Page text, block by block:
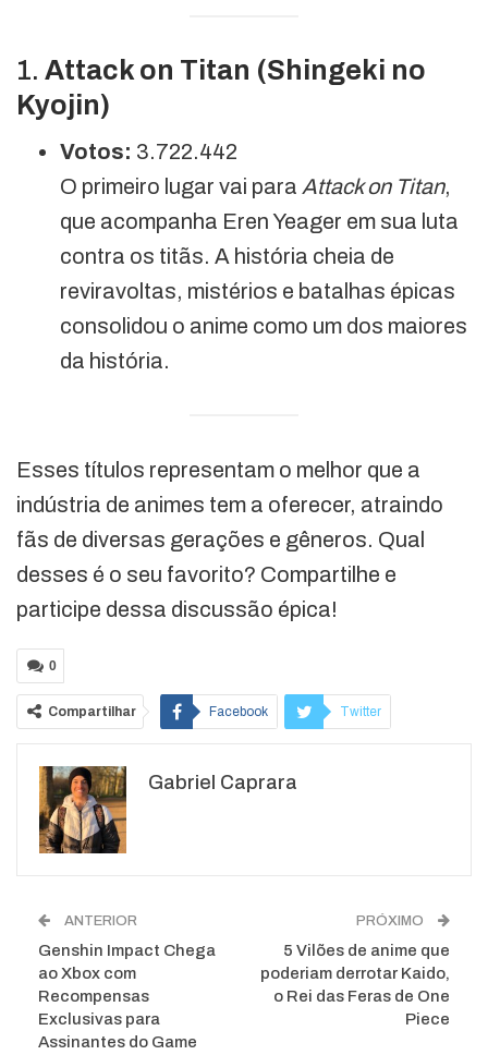
1. Attack on Titan (Shingeki no
Kyojin)
Votos: 3.722.442
O primeiro lugar vai para Attack on Titan,
que acompanha Eren Yeager em sua luta
contra os titãs. A história cheia de
reviravoltas, mistérios e batalhas épicas
consolidou o anime como um dos maiores
da história.
Esses títulos representam o melhor que a
indústria de animes tem a oferecer, atraindo
fãs de diversas gerações e gêneros. Qual
desses é o seu favorito? Compartilhe e
participe dessa discussão épica!
0
Compartilhar Facebook Twitter
WhatsApp
Gabriel Caprara
ANTERIOR
Genshin Impact Chega
ao Xbox com
Recompensas
Exclusivas para
Assinantes do Game
PRÓXIMO
5 Vilões de anime que
poderiam derrotar Kaido,
o Rei das Feras de One
Piece